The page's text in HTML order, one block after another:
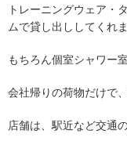
トレーニングウェア・
ムで貸し出ししてくれま
もちろん個室シャワー
会社帰りの荷物だけで
店舗は、駅近など交通